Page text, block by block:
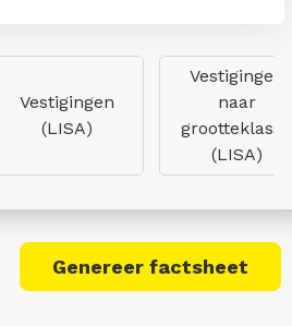
Vestigingen
(LISA)
Vestigingen
naar
grootteklasse
(LISA)
Genereer factsheet